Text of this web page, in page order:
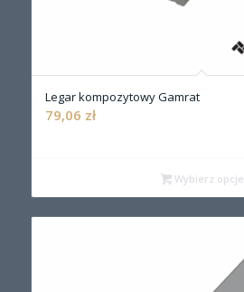
Legar kompozytowy Gamrat
79,06 zł
Wybierz opcje